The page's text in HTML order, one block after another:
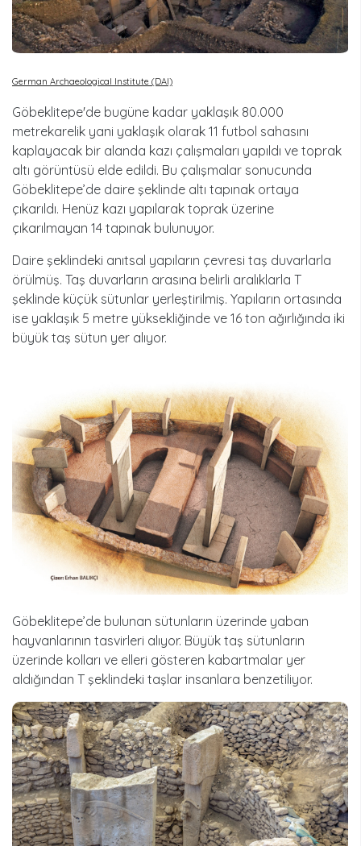
German Archaeological Institute (DAI)
Göbeklitepe'de bugüne kadar yaklaşık 80.000
metrekarelik yani yaklaşık olarak 11 futbol sahasını
kaplayacak bir alanda kazı çalışmaları yapıldı ve toprak
altı görüntüsü elde edildi. Bu çalışmalar sonucunda
Göbeklitepe’de daire şeklinde altı tapınak ortaya
çıkarıldı. Henüz kazı yapılarak toprak üzerine
çıkarılmayan 14 tapınak bulunuyor.
Daire şeklindeki anıtsal yapıların çevresi taş duvarlarla
örülmüş. Taş duvarların arasına belirli aralıklarla T
şeklinde küçük sütunlar yerleştirilmiş. Yapıların ortasında
ise yaklaşık 5 metre yüksekliğinde ve 16 ton ağırlığında iki
büyük taş sütun yer alıyor.
Göbeklitepe’de bulunan sütunların üzerinde yaban
hayvanlarının tasvirleri alıyor. Büyük taş sütunların
üzerinde kolları ve elleri gösteren kabartmalar yer
aldığından T şeklindeki taşlar insanlara benzetiliyor.